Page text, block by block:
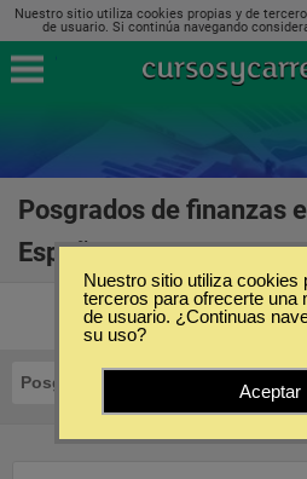
Nuestro sitio utiliza cookies propias y de
de usuario. Si continúa navegando
Posgrados de finanzas
España
Posgrados Finanzas
Nuestro sitio utiliza cookies
terceros para ofrecerte una
de usuario. ¿Continuas
su uso?
Aceptar